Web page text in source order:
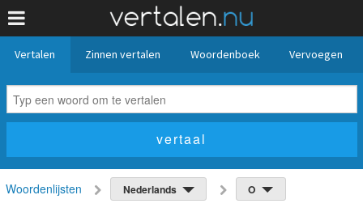
Vertalen Zinnen vertalen Woordenboek Vervoegen
Woordenlijsten Nederlands O